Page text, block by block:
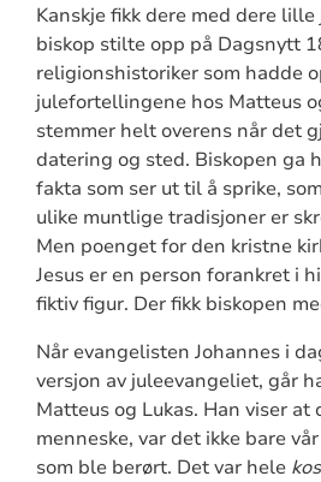
Kanskje fikk dere med dere
biskop stilte opp på Dagsnytt
religionshistoriker som hadde
julefortellingene hos Matteus
stemmer helt overens når det
datering og sted. Biskopen ga
fakta som ser ut til å sprike,
ulike muntlige tradisjoner er
Men poenget for den kristne
Jesus er en person forankret i
fiktiv figur. Der fikk biskopen
Når evangelisten Johannes i
versjon av juleevangeliet, går
Matteus og Lukas. Han viser at
menneske, var det ikke bare
som ble berørt. Det var hele